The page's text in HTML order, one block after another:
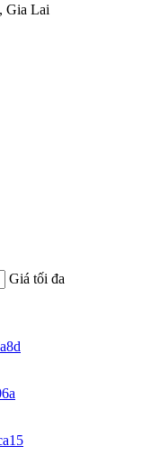
Gia Lai
Giá tối đa